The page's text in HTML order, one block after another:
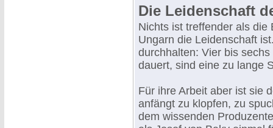
Die Leidenschaft
Nichts ist treffender als
Ungarn die Leidenschaft
durchhalten: Vier bis
dauert, sind eine zu lange
Für ihre Arbeit aber ist sie
anfängt zu klopfen, zu
dem wissenden